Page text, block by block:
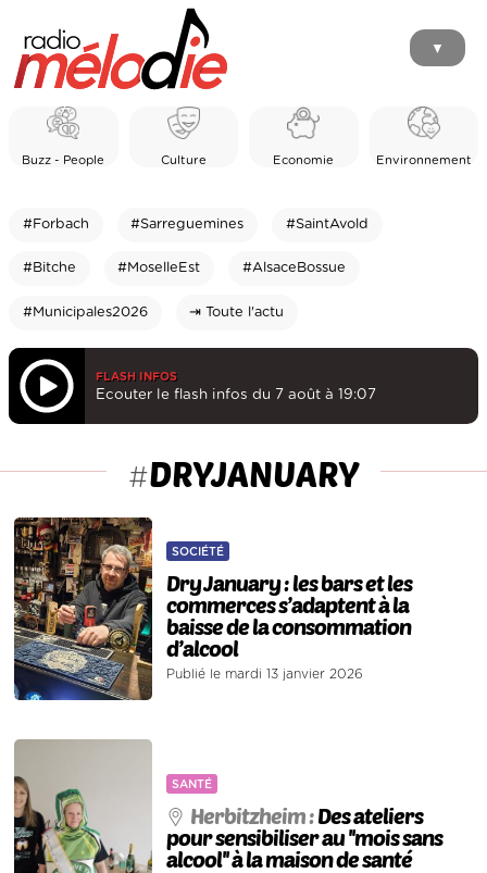
▼
Buzz - People Culture Economie Environnement
#Forbach #Sarreguemines #SaintAvold
#Bitche #MoselleEst #AlsaceBossue
#Municipales2026 ⇥ Toute l'actu
FLASH INFOS
Ecouter le flash infos du 7 août à 19:07
#DRYJANUARY
SOCIÉTÉ
Dry January : les bars et les
commerces s’adaptent à la
baisse de la consommation
d’alcool
Publié le mardi 13 janvier 2026
SANTÉ
Herbitzheim :Des ateliers
pour sensibiliser au ''mois sans
alcool'' à la maison de santé